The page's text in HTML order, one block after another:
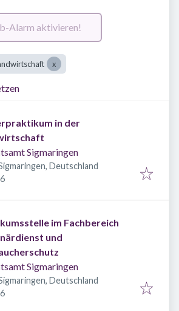
Alarm aktivieren!
in der
Sigmaringen
Deutschland
im Fachbereich
und
Sigmaringen
Deutschland